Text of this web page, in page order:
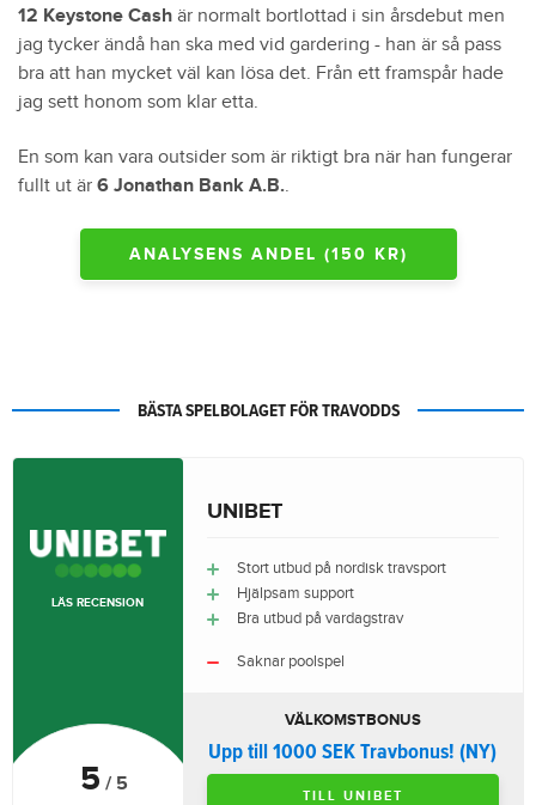
12 Keystone Cash är normalt bortlottad i sin årsdebut men
jag tycker ändå han ska med vid gardering - han är så pass
bra att han mycket väl kan lösa det. Från ett framspår hade
jag sett honom som klar etta.
En som kan vara outsider som är riktigt bra när han fungerar
fullt ut är 6 Jonathan Bank A.B..
ANALYSENS ANDEL (150 KR)
BÄSTA SPELBOLAGET FÖR TRAVODDS
5 / 5
LÄS RECENSION
UNIBET
Stort utbud på nordisk travsport
Hjälpsam support
Bra utbud på vardagstrav
Saknar poolspel
VÄLKOMSTBONUS
Upp till 1000 SEK Travbonus! (NY)
TILL UNIBET